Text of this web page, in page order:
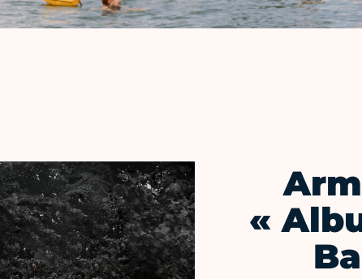
«